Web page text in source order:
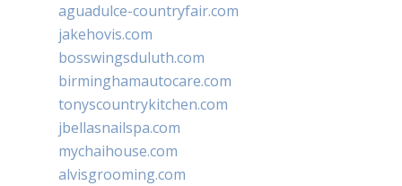
aguadulce-countryfair.com
jakehovis.com
bosswingsduluth.com
birminghamautocare.com
tonyscountrykitchen.com
jbellasnailspa.com
mychaihouse.com
alvisgrooming.com